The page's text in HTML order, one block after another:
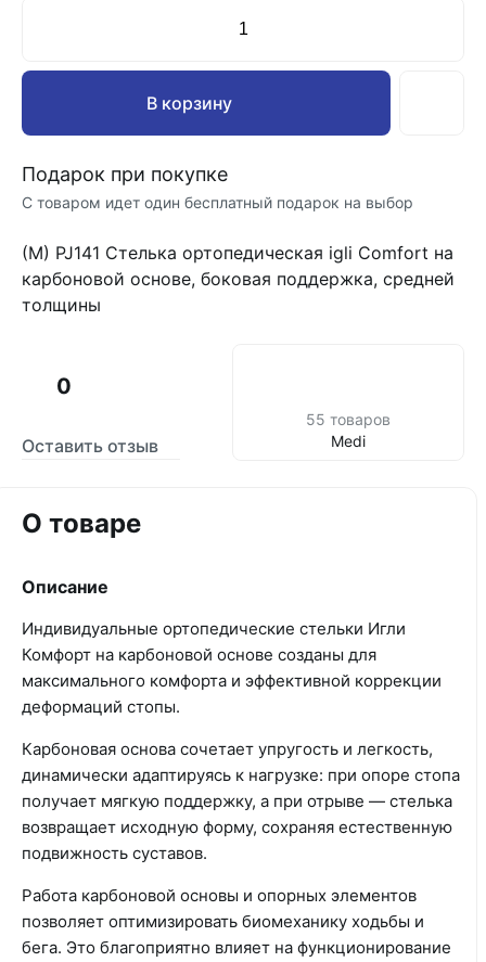
В корзину
Подарок при покупке
С товаром идет один бесплатный подарок на выбор
(М) PJ141 Стелька ортопедическая igli Comfort на
карбоновой основе, боковая поддержка, средней
толщины
0
Оставить отзыв
55 товаров
Medi
О товаре
Описание
Индивидуальные ортопедические стельки Игли
Комфорт на карбоновой основе созданы для
максимального комфорта и эффективной коррекции
деформаций стопы.
Карбоновая основа сочетает упругость и легкость,
динамически адаптируясь к нагрузке: при опоре стопа
получает мягкую поддержку, а при отрыве — стелька
возвращает исходную форму, сохраняя естественную
подвижность суставов.
Работа карбоновой основы и опорных элементов
позволяет оптимизировать биомеханику ходьбы и
бега. Это благоприятно влияет на функционирование